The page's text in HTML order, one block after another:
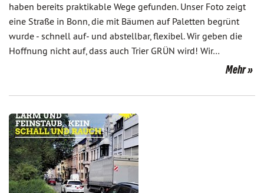
haben bereits praktikable Wege gefunden. Unser Foto zeigt
eine Straße in Bonn, die mit Bäumen auf Paletten begrünt
wurde - schnell auf- und abstellbar, flexibel. Wir geben die
Hoffnung nicht auf, dass auch Trier GRÜN wird! Wir…
Mehr